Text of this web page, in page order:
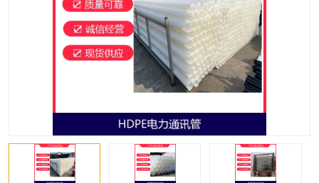
联塑PE管 联塑家装红蓝线管